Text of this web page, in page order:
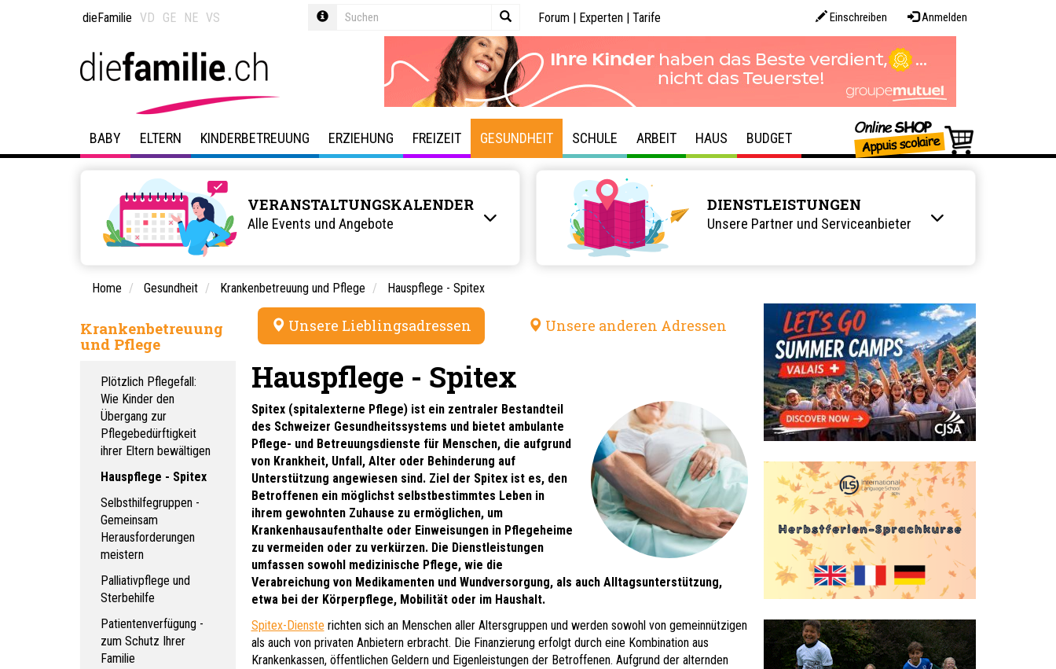
dieFamilie VD GE NE VS Einschreiben Anmelden
Forum | Experten | Tarife
BABY ELTERN KINDERBETREUUNG ERZIEHUNG FREIZEIT GESUNDHEIT SCHULE ARBEIT HAUS BUDGET
VERANSTALTUNGSKALENDER
Alle Events und Angebote
DIENSTLEISTUNGEN
Unsere Partner und Serviceanbieter
Home Gesundheit Krankenbetreuung und Pflege Hauspflege - Spitex
Krankenbetreuung
und Pflege
Plötzlich Pflegefall:
Wie Kinder den
Übergang zur
Pflegebedürftigkeit
ihrer Eltern bewältigen
Hauspflege - Spitex
Selbsthilfegruppen -
Gemeinsam
Herausforderungen
meistern
Palliativpflege und
Sterbehilfe
Patientenverfügung -
zum Schutz Ihrer
Familie
Unsere Lieblingsadressen Unsere anderen Adressen
Hauspflege - Spitex
Spitex (spitalexterne Pflege) ist ein zentraler Bestandteil
des Schweizer Gesundheitssystems und bietet ambulante
Pflege- und Betreuungsdienste für Menschen, die aufgrund
von Krankheit, Unfall, Alter oder Behinderung auf
Unterstützung angewiesen sind. Ziel der Spitex ist es, den
Betroffenen ein möglichst selbstbestimmtes Leben in
ihrem gewohnten Zuhause zu ermöglichen, um
Krankenhausaufenthalte oder Einweisungen in Pflegeheime
zu vermeiden oder zu verkürzen. Die Dienstleistungen
umfassen sowohl medizinische Pflege, wie die
Verabreichung von Medikamenten und Wundversorgung, als auch Alltagsunterstützung,
etwa bei der Körperpflege, Mobilität oder im Haushalt.
Spitex-Dienste richten sich an Menschen aller Altersgruppen und werden sowohl von gemeinnützigen
als auch von privaten Anbietern erbracht. Die Finanzierung erfolgt durch eine Kombination aus
Krankenkassen, öffentlichen Geldern und Eigenleistungen der Betroffenen. Aufgrund der alternden